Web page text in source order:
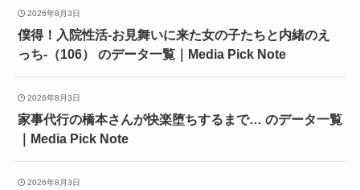
2026年8月3日
僕得！入院性活-お見舞いに来た女の子たちと内緒のえ
っち-（106） のデータ一覧｜Media Pick Note
2026年8月3日
家事代行の橋本さんが快楽堕ちするまで… のデータ一覧
｜Media Pick Note
2026年8月3日